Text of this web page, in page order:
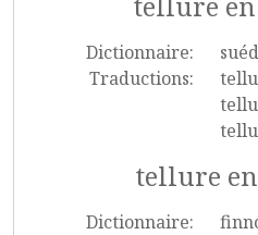
Dictionnaire:
Traductions:
tellure
Dictionnaire: